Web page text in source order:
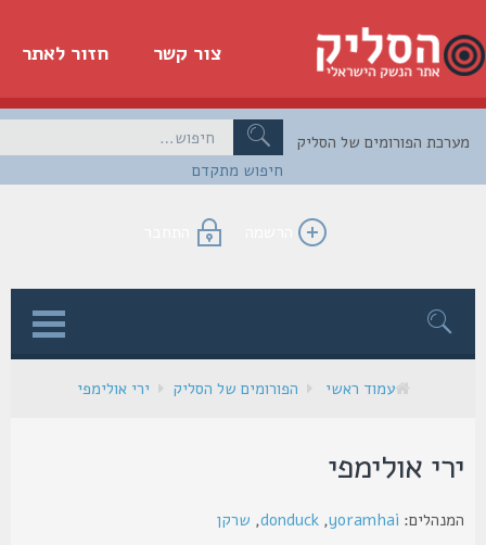
חזור לאתר צור קשר
חיפוש מתקדם
הפורומים של הסליק
הרשמה התחבר
עמוד ראשי הפורומים של הסליק ירי אולימפי
אולימפי
yoramhai
,
donduck
,שרקן